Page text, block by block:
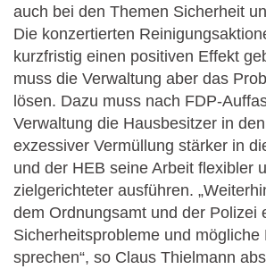
auch bei den Themen Sicherheit
Die konzertierten
kurzfristig einen positiven Effekt
muss die Verwaltung aber das
lösen. Dazu muss nach FDP-
Verwaltung die Hausbesitzer in
exzessiver Vermüllung stärker in
und der HEB seine Arbeit flexibler
zielgerichteter ausführen.
dem Ordnungsamt und der Polizei
Sicherheitsprobleme und mögliche
sprechen“, so Claus Thielmann